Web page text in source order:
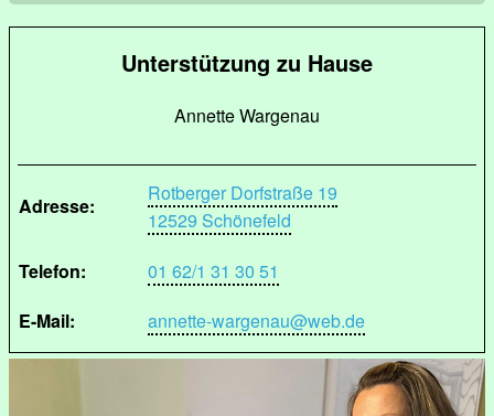
Unterstützung zu Hause
Annette Wargenau
Adresse:
Rotberger Dorfstraße 19
12529 Schönefeld
Telefon:
01 62/1 31 30 51
E-Mail:
annette-wargenau@web.de